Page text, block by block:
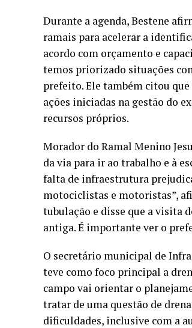
Durante a agenda, Bestene
ramais para acelerar a
acordo com orçamento e
temos priorizado situações
prefeito. Ele também citou
ações iniciadas na gestão do
recursos próprios.
Morador do Ramal Menino
da via para ir ao trabalho e à
falta de infraestrutura
motociclistas e motoristas”,
tubulação e disse que a visita
antiga. É importante ver o
O secretário municipal de
teve como foco principal a
campo vai orientar o
tratar de uma questão de
dificuldades, inclusive com a